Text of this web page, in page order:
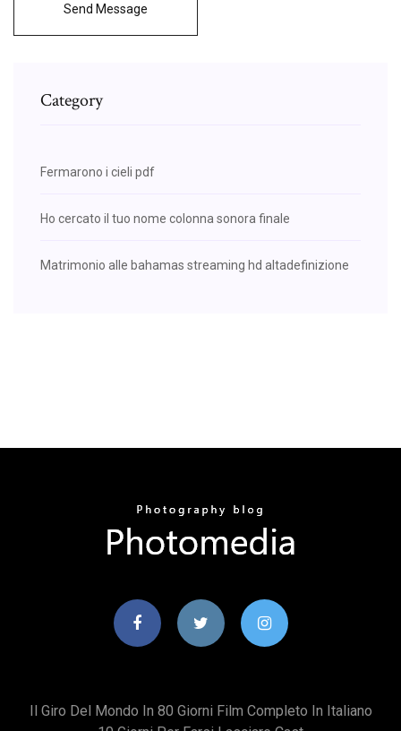
Send Message
Category
Fermarono i cieli pdf
Ho cercato il tuo nome colonna sonora finale
Matrimonio alle bahamas streaming hd altadefinizione
Il Giro Del Mondo In 80 Giorni Film Completo In Italiano